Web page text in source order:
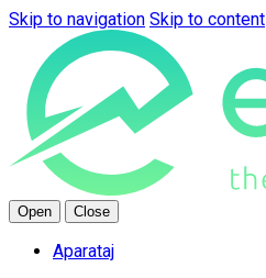
Skip to navigation Skip to content
Open Close
Aparataj